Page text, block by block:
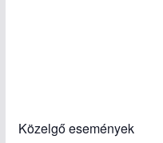
Közelgő események